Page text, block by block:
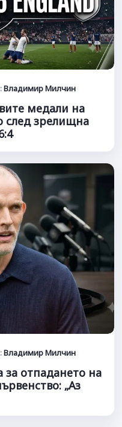
Владимир Милчин
медали на
след зрелищна
Владимир Милчин
за отпадането на
„Аз